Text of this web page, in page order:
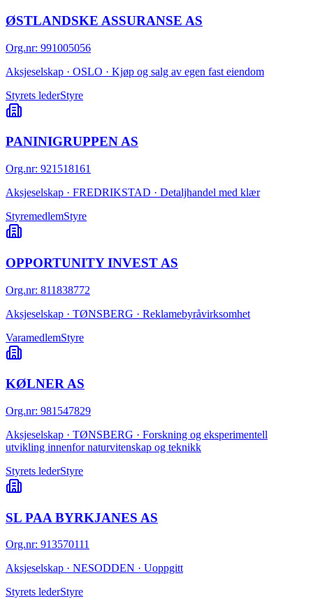
ØSTLANDSKE ASSURANSE AS
Org.nr: 991005056
Aksjeselskap · OSLO · Kjøp og salg av egen fast eiendom
Styrets lederStyre
PANINIGRUPPEN AS
Org.nr: 921518161
Aksjeselskap · FREDRIKSTAD · Detaljhandel med klær
StyremedlemStyre
OPPORTUNITY INVEST AS
Org.nr: 811838772
Aksjeselskap · TØNSBERG · Reklamebyråvirksomhet
VaramedlemStyre
KØLNER AS
Org.nr: 981547829
Aksjeselskap · TØNSBERG · Forskning og eksperimentell
utvikling innenfor naturvitenskap og teknikk
Styrets lederStyre
SL PAA BYRKJANES AS
Org.nr: 913570111
Aksjeselskap · NESODDEN · Uoppgitt
Styrets lederStyre